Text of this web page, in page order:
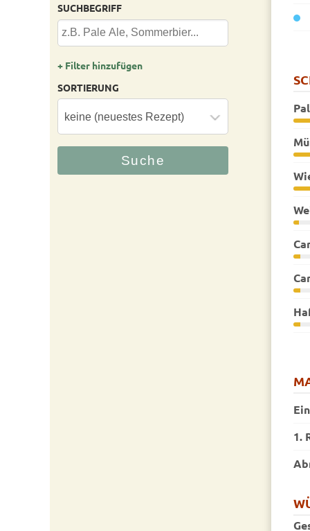
SUCHBEGRIFF
+ Filter hinzufügen
SORTIERUNG
1.